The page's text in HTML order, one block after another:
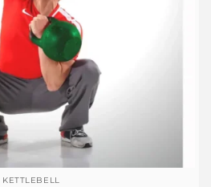
KETTLEBELL